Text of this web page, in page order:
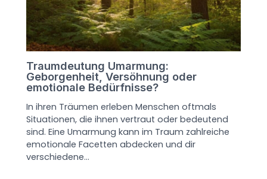
Traumdeutung Umarmung:
Geborgenheit, Versöhnung oder
emotionale Bedürfnisse?
In ihren Träumen erleben Menschen oftmals
Situationen, die ihnen vertraut oder bedeutend
sind. Eine Umarmung kann im Traum zahlreiche
emotionale Facetten abdecken und dir
verschiedene…